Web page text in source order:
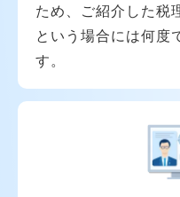
ため、ご紹介した税
という場合には何度
す。